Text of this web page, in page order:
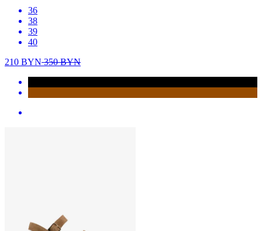
36
38
39
40
210 BYN350BYN